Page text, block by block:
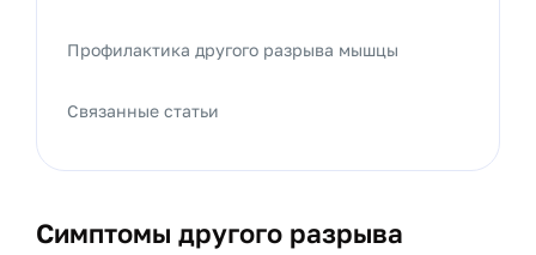
Симптомы другого разрыва
Профилактика другого разрыва мышцы
Связанные статьи